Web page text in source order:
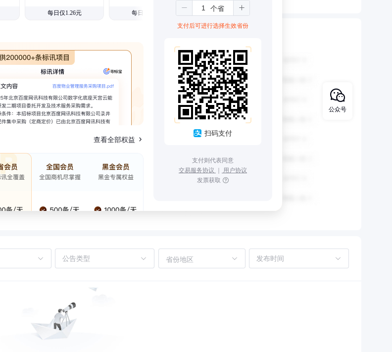
每日仅1.26元 每日仅1.08元
查看全部权益
支付后可进行选择生效省份
扫码支付
支付则代表同意
交易服务协议 ｜ 用户协议
发票获取
省份地区
公众号